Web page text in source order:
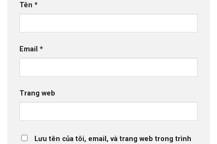
Tên *
Email *
Trang web
Lưu tên của tôi, email, và trang web trong trình